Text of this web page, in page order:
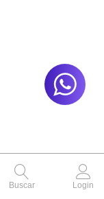
Buscar Login